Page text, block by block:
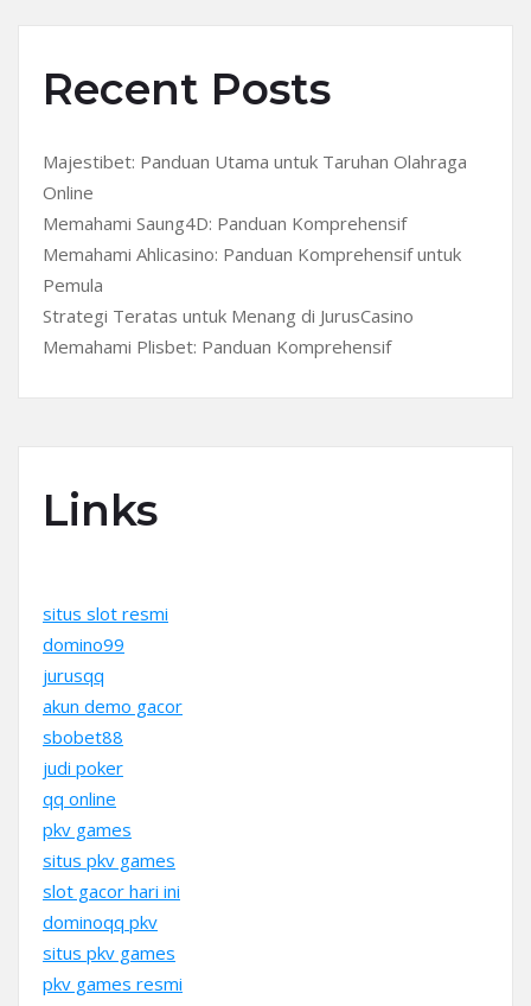
Recent Posts
Majestibet: Panduan Utama untuk Taruhan Olahraga
Online
Memahami Saung4D: Panduan Komprehensif
Memahami Ahlicasino: Panduan Komprehensif untuk
Pemula
Strategi Teratas untuk Menang di JurusCasino
Memahami Plisbet: Panduan Komprehensif
Links
situs slot resmi
domino99
jurusqq
akun demo gacor
sbobet88
judi poker
qq online
pkv games
situs pkv games
slot gacor hari ini
dominoqq pkv
situs pkv games
pkv games resmi